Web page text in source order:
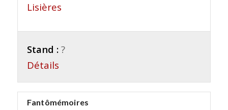
Lisières
Stand : ?
Détails
Fantômémoires